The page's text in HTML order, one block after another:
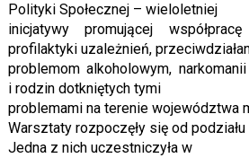
Polityki Społecznej – wieloletniej
inicjatywy promującej
profilaktyki uzależnień,
problemom alkoholowym,
i rodzin dotkniętych tymi
problemami na terenie województwa
Warsztaty rozpoczęły się od
Jedna z nich uczestniczyła w